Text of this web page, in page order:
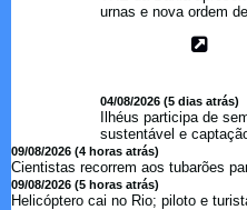
urnas e nova ordem
04/08/2026 (5 dias atrás)
Ilhéus participa de
sustentável e
09/08/2026 (4 horas atrás)
Cientistas recorrem aos tubarões
09/08/2026 (5 horas atrás)
Helicóptero cai no Rio; piloto e